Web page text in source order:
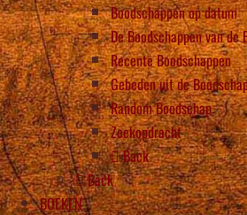
Boodschappen op datum
De Boodschappen van de
Recente Boodschappen
Gebeden uit de
Random Boodschap
Zoekopdracht
Back
Back
BOEKEN